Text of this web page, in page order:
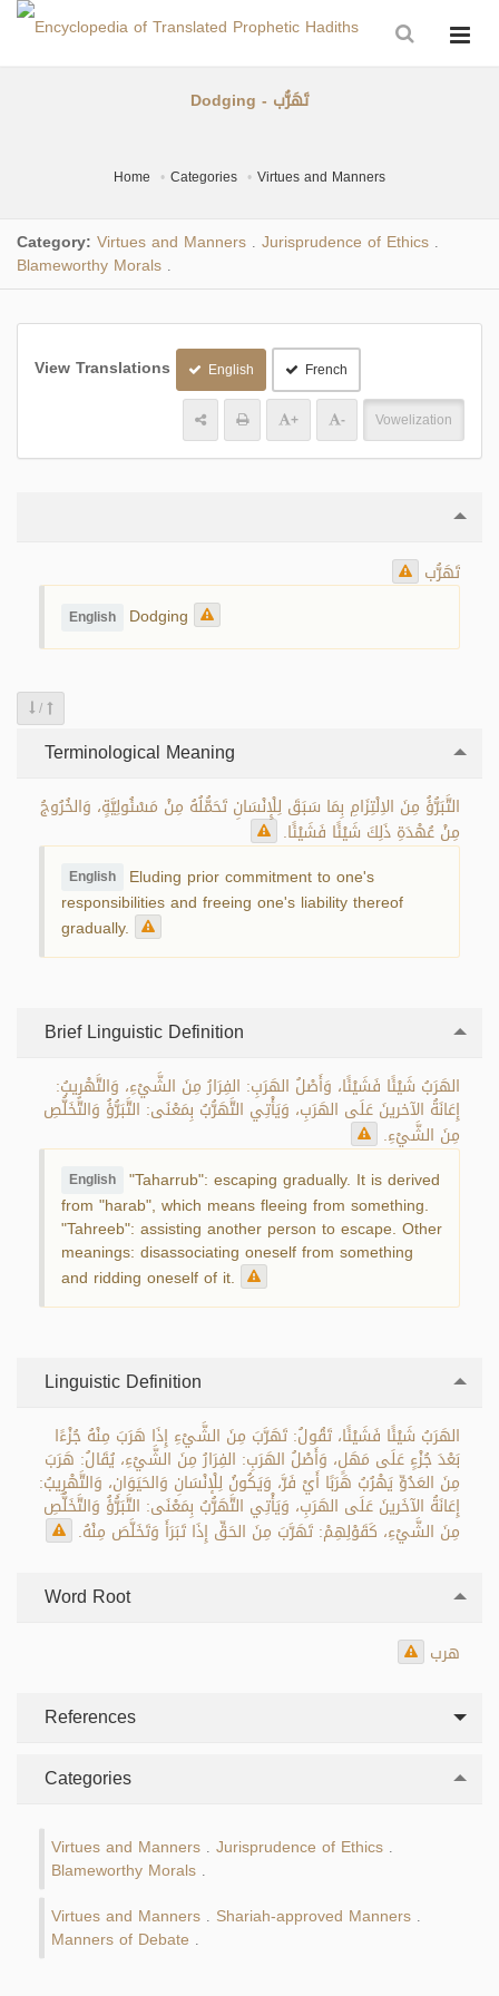
Dodging - تَهَرُّب
Home Categories Virtues and Manners
Category: Virtues and Manners Jurisprudence of Ethics
Blameworthy Morals
View Translations English French
+ - Vowelization
تَهَرُّب
English Dodging
/
Terminological Meaning
التَّبَرُّؤُ مِنَ الاِلْتِزَامِ بِمَا سَبَقَ لِلْإِنْسَانِ تَحَمُّلُهُ مِنْ مَسْئُولِيَّةٍ، وَالخُرُوجُ
مِنْ عُهْدَةِ ذَلِكَ شَيْئًا فَشَيْئًا.
English Eluding prior commitment to one's
responsibilities and freeing one's liability thereof
gradually.
Brief Linguistic Definition
الهَرَبُ شَيْئًا فَشَيْئًا، وَأَصْلُ الهَرَبِ: الفِرَارُ مِنَ الشَّيْءِ، وَالتَّهْرِيبُ:
إِعَانَةُ الآخرينَ عَلَى الهَرَبِ، وَيَأْتِي التَّهَرُّبُ بِمَعْنَى: التَّبَرُّؤُ وَالتَّخَلُّصِ
مِنَ الشَّيْءِ.
English "Taharrub": escaping gradually. It is derived
from "harab", which means fleeing from something.
"Tahreeb": assisting another person to escape. Other
meanings: disassociating oneself from something
and ridding oneself of it.
Linguistic Definition
الهَرَبُ شَيْئًا فَشَيْئًا، تَقُولُ: تَهَرَّبَ مِنَ الشَّيْءِ إِذَا هَرَبَ مِنْهُ جُزْءًا
بَعْدَ جُزْءٍ عَلَى مَهَلٍ، وَأَصْلُ الهَرَبِ: الفِرَارُ مِنَ الشَّيْءِ، يُقَالُ: هَرَبَ
مِنَ العَدُوِّ يَهْرُبُ هَرَبًا أَيْ فَرَّ، وَيَكُونُ لِلْإنْسَانِ وَالحَيَوَانِ، وَالتَّهْرِيبُ:
إِعَانَةُ الآخَرينَ عَلَى الهَرَبِ، وَيَأْتِي التَّهَرُّبُ بِمَعْنَى: التَّبَرُّؤُ وَالتَّخَلُّصِ
مِنَ الشَّيْءِ، كَقَوْلِهِمْ: تَهَرَّبَ مِنَ الحَقِّ إِذَا تَبَرَأَ وَتَخَلَّصَ مِنْهُ.
Word Root
هرب
References
Categories
Virtues and Manners Jurisprudence of Ethics
Blameworthy Morals
Virtues and Manners Shariah-approved Manners
Manners of Debate